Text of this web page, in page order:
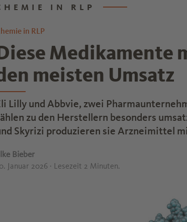
IN RLP
in RLP
Medikamente
meisten Umsatz
Lilly und Abbvie, zwei
zu den Herstellern besonders
Skyrizi produzieren sie Arzneimittel
Bieber
Januar 2026 · Lesezeit 2 Minuten.